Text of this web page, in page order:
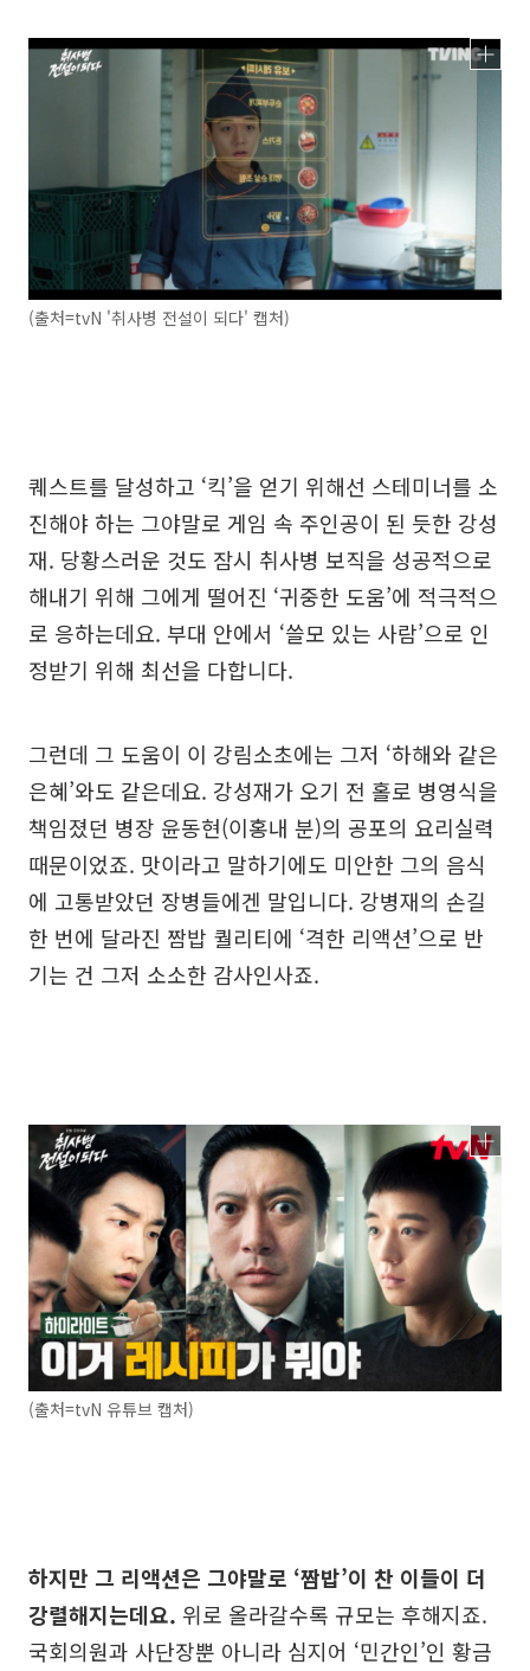
(출처=tvN '취사병 전설이 되다' 캡처)
퀘스트를 달성하고 ‘킥’을 얻기 위해선 스테미너를 소
진해야 하는 그야말로 게임 속 주인공이 된 듯한 강성
재. 당황스러운 것도 잠시 취사병 보직을 성공적으로
해내기 위해 그에게 떨어진 ‘귀중한 도움’에 적극적으
로 응하는데요. 부대 안에서 ‘쓸모 있는 사람’으로 인
정받기 위해 최선을 다합니다.
그런데 그 도움이 이 강림소초에는 그저 ‘하해와 같은
은혜’와도 같은데요. 강성재가 오기 전 홀로 병영식을
책임졌던 병장 윤동현(이홍내 분)의 공포의 요리실력
때문이었죠. 맛이라고 말하기에도 미안한 그의 음식
에 고통받았던 장병들에겐 말입니다. 강병재의 손길
한 번에 달라진 짬밥 퀄리티에 ‘격한 리액션’으로 반
기는 건 그저 소소한 감사인사죠.
(출처=tvN 유튜브 캡처)
하지만 그 리액션은 그야말로 ‘짬밥’이 찬 이들이 더
강렬해지는데요. 위로 올라갈수록 규모는 후해지죠.
국회의원과 사단장뿐 아니라 심지어 ‘민간인’인 황금